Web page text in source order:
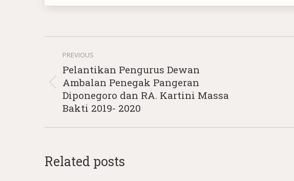
Post
navigation
PREVIOUS
Previous
post:
Pelantikan Pengurus Dewan
Ambalan Penegak Pangeran
Diponegoro dan RA. Kartini Massa
Bakti 2019- 2020
Related posts